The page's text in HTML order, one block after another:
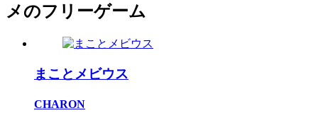
メのフリーゲーム
まことメビウス
CHARON